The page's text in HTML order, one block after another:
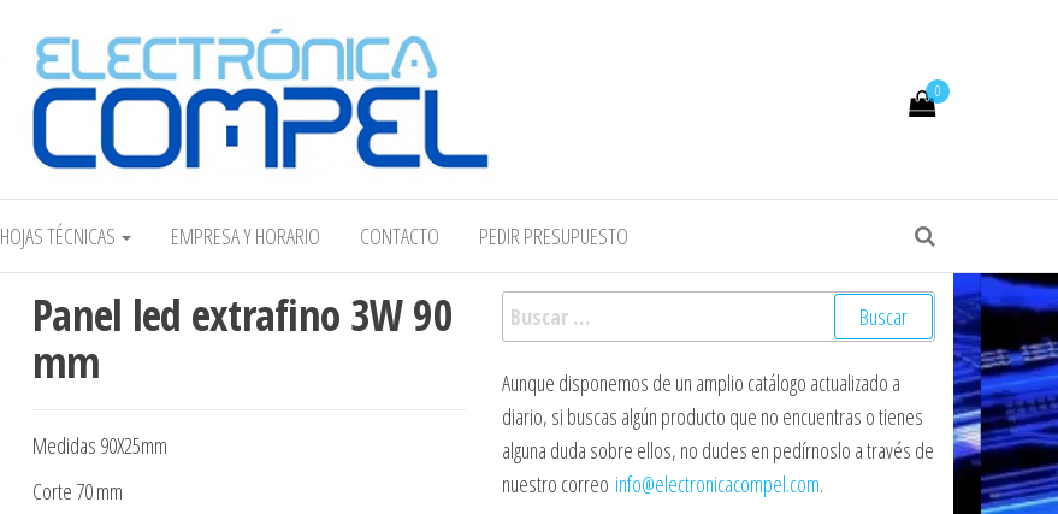
Electrónica COMPEL
0
HOJAS TÉCNICAS EMPRESA Y HORARIO CONTACTO PEDIR PRESUPUESTO
Panel led extrafino 3W 90
mm
Medidas 90X25mm
Corte 70 mm
Buscar:
Aunque disponemos de un amplio catálogo actualizado a
diario, si buscas algún producto que no encuentras o tienes
alguna duda sobre ellos, no dudes en pedírnoslo a través de
nuestro correo info@electronicacompel.com.